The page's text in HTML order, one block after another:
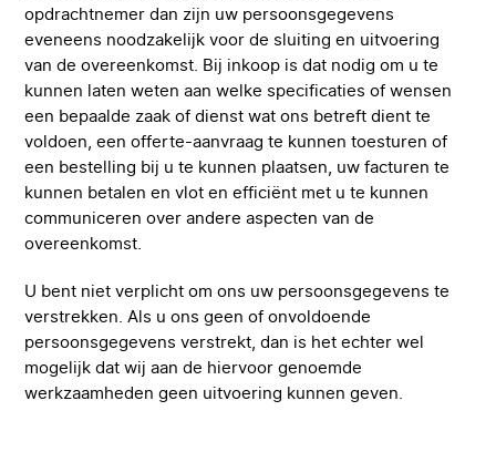
opdrachtnemer dan zijn uw persoonsgegevens
eveneens noodzakelijk voor de sluiting en uitvoering
van de overeenkomst. Bij inkoop is dat nodig om u te
kunnen laten weten aan welke specificaties of wensen
een bepaalde zaak of dienst wat ons betreft dient te
voldoen, een offerte-aanvraag te kunnen toesturen of
een bestelling bij u te kunnen plaatsen, uw facturen te
kunnen betalen en vlot en efficiënt met u te kunnen
communiceren over andere aspecten van de
overeenkomst.
U bent niet verplicht om ons uw persoonsgegevens te
verstrekken. Als u ons geen of onvoldoende
persoonsgegevens verstrekt, dan is het echter wel
mogelijk dat wij aan de hiervoor genoemde
werkzaamheden geen uitvoering kunnen geven.